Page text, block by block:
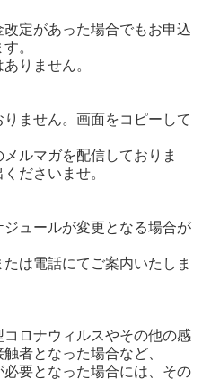
定があった場合でもお申込
。
りません。
ません。画面をコピーして
ルマガを配信しておりま
ださいませ。
ュールが変更となる場合が
は電話にてご案内いたしま
ロナウィルスやその他の感
者となった場合など、
要となった場合には、その